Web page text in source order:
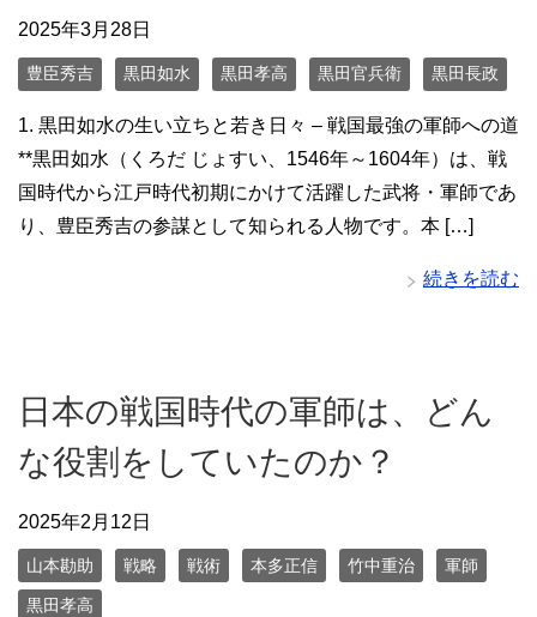
2025年3月28日
豊臣秀吉 黒田如水 黒田孝高 黒田官兵衛 黒田長政
1. 黒田如水の生い立ちと若き日々 – 戦国最強の軍師への道
**黒田如水（くろだ じょすい、1546年～1604年）は、戦
国時代から江戸時代初期にかけて活躍した武将・軍師であ
り、豊臣秀吉の参謀として知られる人物です。本 […]
続きを読む
日本の戦国時代の軍師は、どん
な役割をしていたのか？
2025年2月12日
山本勘助 戦略 戦術 本多正信 竹中重治 軍師
黒田孝高